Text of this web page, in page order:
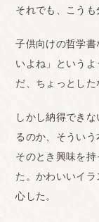
それでも、こうも
子供向けの哲学
いよね」という
だ、ちょっとした
しかし納得でき
るのか、そういう
そのとき興味を
た。かわいいイ
心した。